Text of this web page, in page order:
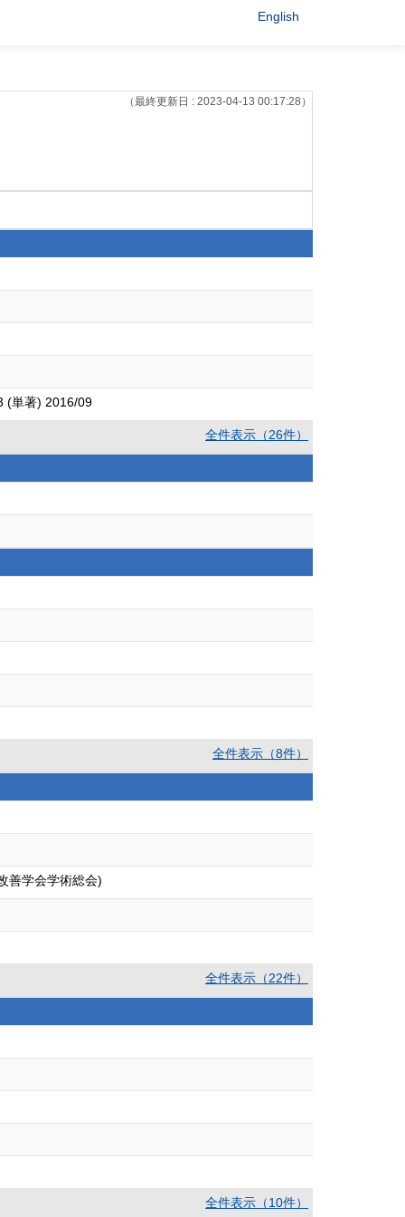
English
（最終更新日 : 2023-04-13 00:17:28）
(単著) 2016/09
全件表示（26件）
全件表示（8件）
善学会学術総会)
全件表示（22件）
全件表示（10件）